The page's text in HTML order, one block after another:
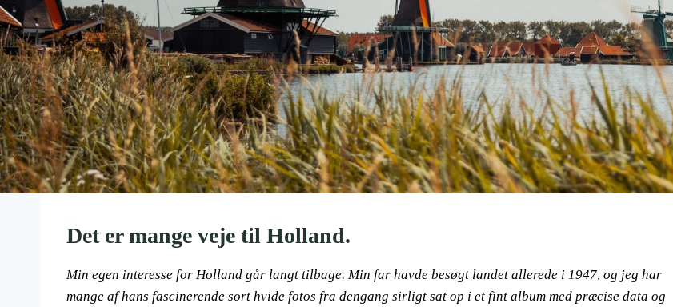
Det er mange veje til Holland.
Min egen interesse for Holland går langt tilbage. Min far havde besøgt landet allerede i 1947, og jeg har
mange af hans fascinerende sort hvide fotos fra dengang sirligt sat op i et fint album med præcise data og